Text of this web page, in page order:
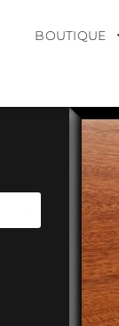
BOUTIQUE